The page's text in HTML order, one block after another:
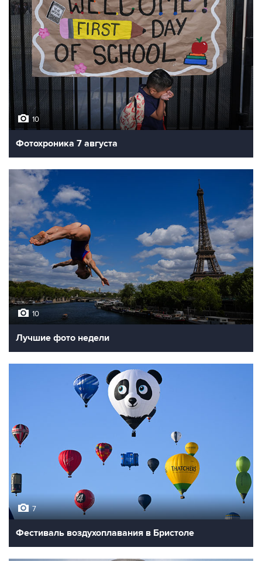
10
Фотохроника 7 августа
10
Лучшие фото недели
7
Фестиваль воздухоплавания в Бристоле